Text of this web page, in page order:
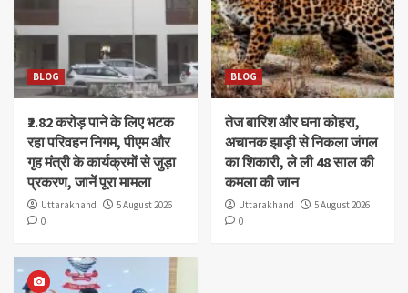
BLOG
₹2.82 करोड़ पाने के लिए भटक
रहा परिवहन निगम, पीएम और
गृह मंत्री के कार्यक्रमों से जुड़ा
प्रकरण, जानें पूरा मामला
Uttarakhand
5 August 2026
0
BLOG
तेज बारिश और घना कोहरा,
अचानक झाड़ी से निकला जंगल
का शिकारी, ले ली 48 साल की
कमला की जान
Uttarakhand
5 August 2026
0